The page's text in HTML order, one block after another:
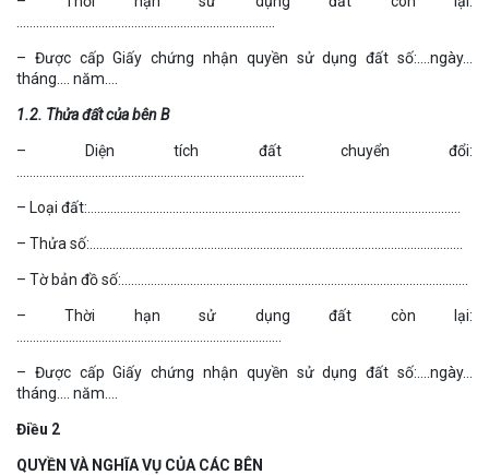
– Được cấp Giấy chứng nhận quyền sử dụng đất số:….ngày…
tháng…. năm….
1.2. Thửa đất của bên B
– Diện tích đất chuyển đổi:
– Loại đất:……………………………………………………………………………………………………
– Thửa số:……………………………………………………………………………………………………
– Tờ bản đồ số:…………………………………………………………………………………………….
– Thời hạn sử dụng đất còn lại:
– Được cấp Giấy chứng nhận quyền sử dụng đất số:….ngày…
tháng…. năm….
Điều 2
QUYỀN VÀ NGHĨA VỤ CỦA CÁC BÊN